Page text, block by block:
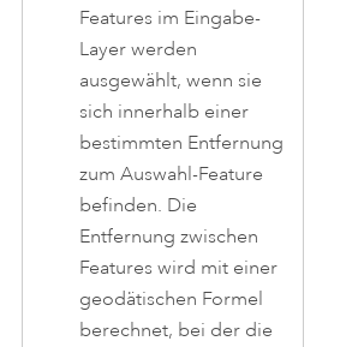
Features im Eingabe-
Layer werden
ausgewählt, wenn sie
sich innerhalb einer
bestimmten Entfernung
zum Auswahl-Feature
befinden. Die
Entfernung zwischen
Features wird mit einer
geodätischen Formel
berechnet, bei der die